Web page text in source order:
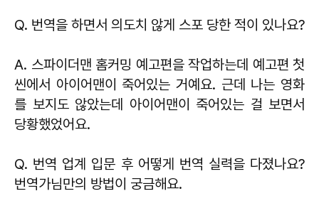
Q. 번역을 하면서 의도치 않게 스포 당한 적이 있나요?
A. 스파이더맨 홈커밍 예고편을 작업하는데 예고편 첫
씬에서 아이어맨이 죽어있는 거예요. 근데 나는 영화
를 보지도 않았는데 아이어맨이 죽어있는 걸 보면서
당황했었어요.
Q. 번역 업계 입문 후 어떻게 번역 실력을 다졌나요?
번역가님만의 방법이 궁금해요.